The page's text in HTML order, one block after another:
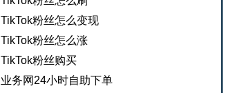
TikTok粉丝怎么变现
TikTok粉丝怎么涨
TikTok粉丝购买
业务网24小时自助下单